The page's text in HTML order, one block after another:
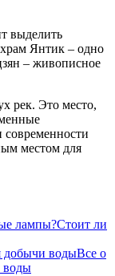
выделить
Янтик – одно
– живописное
рек. Это место,
современности
местом для
Стоит ли
Все о
воды